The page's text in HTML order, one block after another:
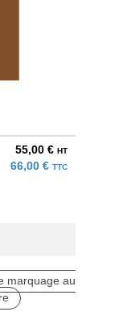
55,00 € HT
66,00 € TTC
marquage au